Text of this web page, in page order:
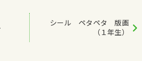
シール ペタペタ 版画
（１年生）